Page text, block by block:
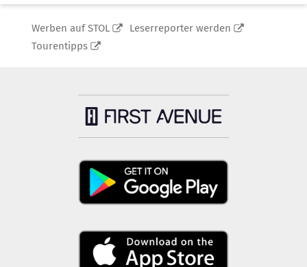
Werben auf STOL
Leserreporter werden
Tourentipps